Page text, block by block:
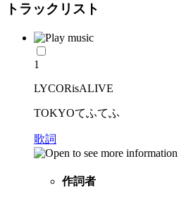
トラックリスト
1
LYCORisALIVE
TOKYOてふてふ
歌詞
作詞者